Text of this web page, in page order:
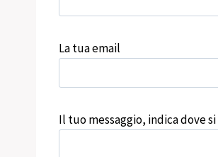
La tua email
Il tuo messaggio, indica dove